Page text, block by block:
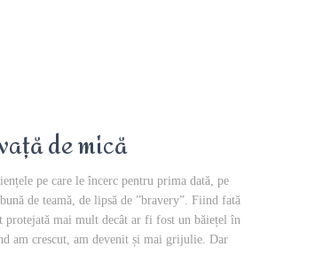
de mică
pe care le încerc pentru prima dată, pe
de teamă, de lipsă de ”bravery”. Fiind fată
protejată mai mult decât ar fi fost un băiețel în
am crescut, am devenit și mai grijulie. Dar